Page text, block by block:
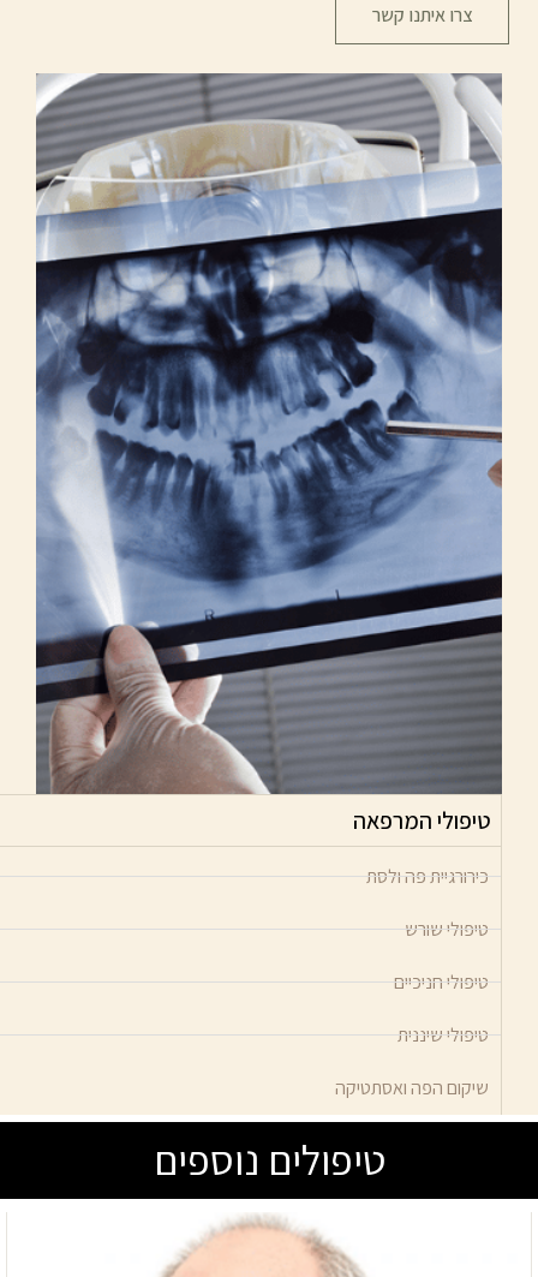
צרו איתנו קשר
טיפולי המרפאה
כירורגיית פה ולסת
טיפולי שורש
טיפולי חניכיים
טיפולי שיננית
שיקום הפה ואסתטיקה
טיפולים נוספים